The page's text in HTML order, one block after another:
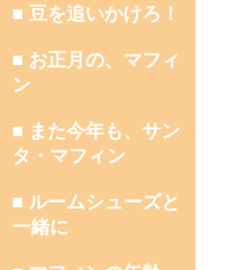
■ 豆を追いかけろ！
■ お正月の、マフィ
ン
■ また今年も、サン
タ・マフィン
■ ルームシューズと
一緒に